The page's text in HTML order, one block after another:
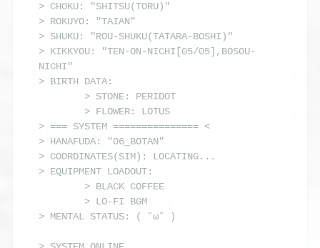
> CHOKU: "SHITSU(TORU)"
> ROKUYO: "TAIAN"
> SHUKU: "ROU-SHUKU(TATARA-BOSHI)"
> KIKKYOU: "TEN-ON-NICHI[05/05],BOSOU-
NICHI"
> BIRTH DATA:
> === SYSTEM =============== <
> HANAFUDA: "06_BOTAN"
> COORDINATES(SIM): LOCATING...
> EQUIPMENT LOADOUT:
        > LO-FI BGM
> MENTAL STATUS: